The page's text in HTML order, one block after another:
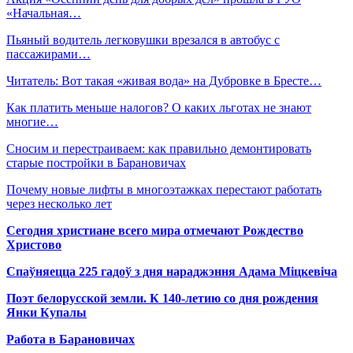
«Начальная…
Пьяный водитель легковушки врезался в автобус с
пассажирами…
Читатель: Вот такая «живая вода» на Дубровке в Бресте…
Как платить меньше налогов? О каких льготах не знают
многие…
Сносим и перестраиваем: как правильно демонтировать
старые постройки в Барановичах
Почему новые лифты в многоэтажках перестают работать
через несколько лет
Сегодня христиане всего мира отмечают Рождество
Христово
Спаўняецца 225 гадоў з дня нараджэння Адама Міцкевіча
Поэт белорусской земли. К 140-летию со дня рождения
Янки Купалы
Работа в Барановичах